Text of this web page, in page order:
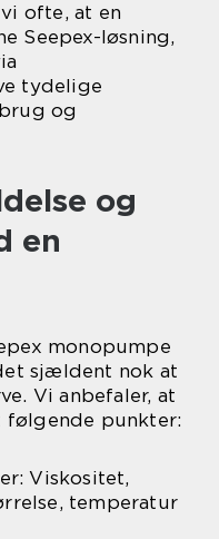
ofte, at en
Seepex-løsning,
tydelige
og
og
en
monopumpe
sjældent nok at
Vi anbefaler, at
punkter:
Viskositet,
temperatur